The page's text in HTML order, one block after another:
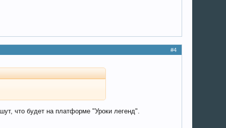
#4
что будет на платформе "Уроки легенд".